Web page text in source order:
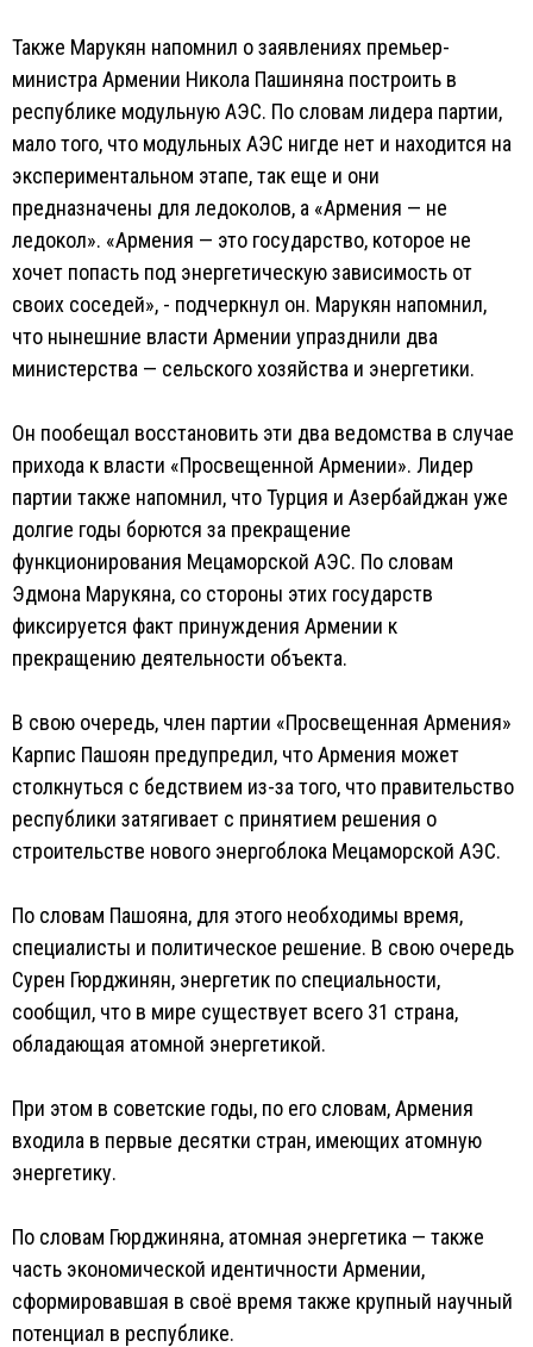
Также Марукян напомнил о заявлениях премьер-
министра Армении Никола Пашиняна построить в
республике модульную АЭС. По словам лидера партии,
мало того, что модульных АЭС нигде нет и находится на
экспериментальном этапе, так еще и они
предназначены для ледоколов, а «Армения — не
ледокол». «Армения — это государство, которое не
хочет попасть под энергетическую зависимость от
своих соседей», - подчеркнул он. Марукян напомнил,
что нынешние власти Армении упразднили два
министерства — сельского хозяйства и энергетики.
Он пообещал восстановить эти два ведомства в случае
прихода к власти «Просвещенной Армении». Лидер
партии также напомнил, что Турция и Азербайджан уже
долгие годы борются за прекращение
функционирования Мецаморской АЭС. По словам
Эдмона Марукяна, со стороны этих государств
фиксируется факт принуждения Армении к
прекращению деятельности объекта.
В свою очередь, член партии «Просвещенная Армения»
Карпис Пашоян предупредил, что Армения может
столкнуться с бедствием из-за того, что правительство
республики затягивает с принятием решения о
строительстве нового энергоблока Мецаморской АЭС.
По словам Пашояна, для этого необходимы время,
специалисты и политическое решение. В свою очередь
Сурен Гюрджинян, энергетик по специальности,
сообщил, что в мире существует всего 31 страна,
обладающая атомной энергетикой.
При этом в советские годы, по его словам, Армения
входила в первые десятки стран, имеющих атомную
энергетику.
По словам Гюрджиняна, атомная энергетика — также
часть экономической идентичности Армении,
сформировавшая в своё время также крупный научный
потенциал в республике.